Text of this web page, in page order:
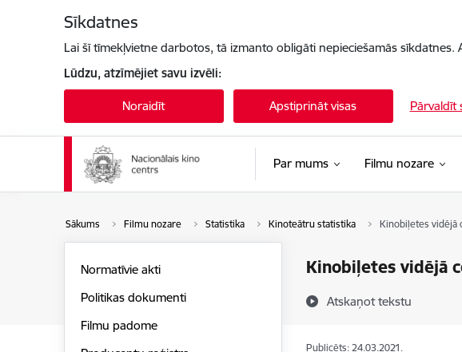
Sīkdatnes
Lai šī tīmekļvietne darbotos, tā izmanto obligāti nepieciešamās
Lūdzu, atzīmējiet savu izvēli:
Noraidīt Apstiprināt visas Pārvaldīt
Par mums Filmu nozare
Sākums Filmu nozare Statistika Kinoteātru statistika Kinobiļetes vidējā
Kinobiļetes vidējā
Atskaņot tekstu
Normatīvie akti
Politikas dokumenti
Filmu padome
Publicēts: 24.03.2021.